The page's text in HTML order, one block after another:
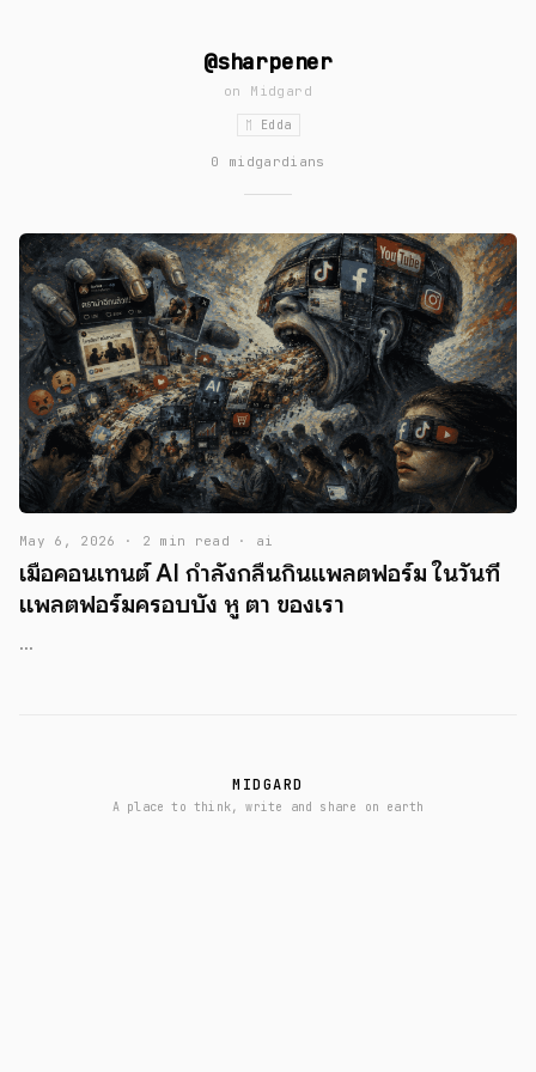
@sharpener
on Midgard
ᛖ Edda
0 midgardians
May 6, 2026 · 2 min read · ai
เมื่อคอนเทนต์ AI กำลังกลืนกินแพลตฟอร์ม ในวันที่
แพลตฟอร์มครอบบัง หู ตา ของเรา
...
MIDGARD
A place to think, write and share on earth